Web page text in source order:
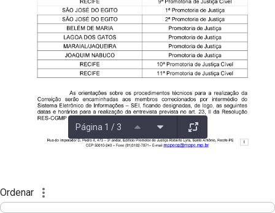
Página 1 / 3
Ordenar